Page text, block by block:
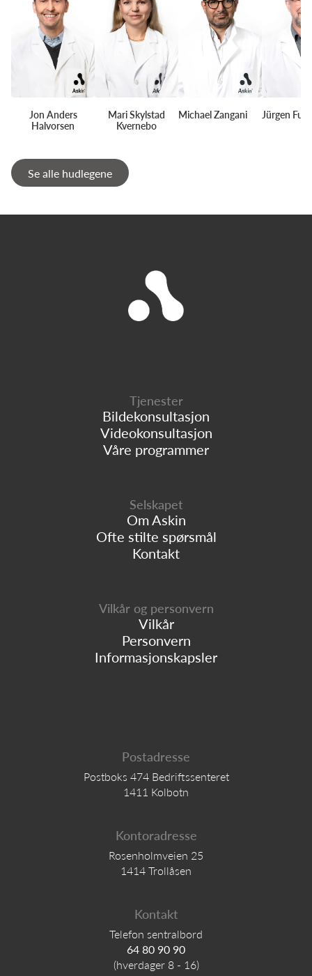
Jon Anders
Halvorsen
Mari Skylstad
Kvernebo
Michael Zangani Jürgen
Se alle hudlegene
Tjenester
Bildekonsultasjon
Videokonsultasjon
Våre programmer
Selskapet
Om Askin
Ofte stilte spørsmål
Kontakt
Vilkår og personvern
Vilkår
Personvern
Informasjonskapsler
Postadresse
Postboks 474 Bedriftssenteret
1411 Kolbotn
Kontoradresse
Rosenholmveien 25
1414 Trollåsen
Kontakt
Telefon sentralbord
64 80 90 90
(hverdager 8 - 16)